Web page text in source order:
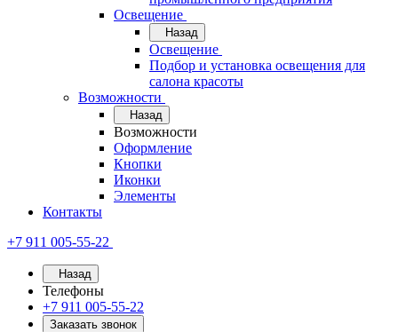
Освещение
Назад
Освещение
Подбор и установка освещения для
салона красоты
Возможности
Назад
Возможности
Оформление
Кнопки
Иконки
Элементы
Контакты
+7 911 005-55-22
Назад
Телефоны
+7 911 005-55-22
Заказать звонок